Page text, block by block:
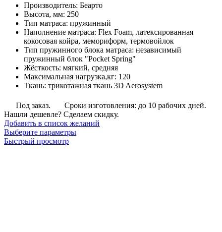
руб.
44,115
руб.
Производитель: Беарто
Высота, мм: 250
Тип матраса: пружинный
Наполнение матраса: Flex Foam, латексированная
кокосовая койра, мемориформ, термовойлок
Тип пружинного блока матраса: независимый
пружинный блок "Pocket Spring"
Жёсткость: мягкий, средняя
Максимальная нагрузка,кг: 120
Ткань: трикотажная ткань 3D Aerosystem
Под заказ.
Сроки изготовления: до 10 рабочих дней.
Нашли дешевле? Сделаем скидку.
Добавить в список желаний
Выберите параметрыЭтот
Быстрый просмотр